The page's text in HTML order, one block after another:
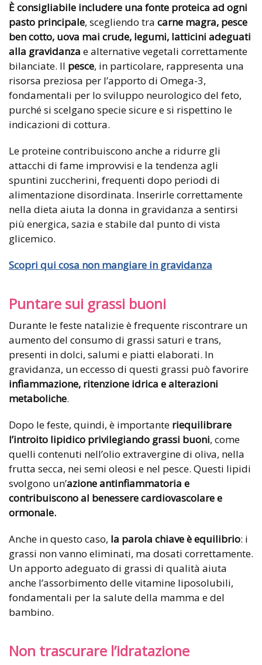
È consigliabile includere una fonte proteica ad ogni
pasto principale, scegliendo tra carne magra, pesce
ben cotto, uova mai crude, legumi, latticini adeguati
alla gravidanza e alternative vegetali correttamente
bilanciate. Il pesce, in particolare, rappresenta una
risorsa preziosa per l’apporto di Omega-3,
fondamentali per lo sviluppo neurologico del feto,
purché si scelgano specie sicure e si rispettino le
indicazioni di cottura.
Le proteine contribuiscono anche a ridurre gli
attacchi di fame improvvisi e la tendenza agli
spuntini zuccherini, frequenti dopo periodi di
alimentazione disordinata. Inserirle correttamente
nella dieta aiuta la donna in gravidanza a sentirsi
più energica, sazia e stabile dal punto di vista
glicemico.
Scopri qui cosa non mangiare in gravidanza
Puntare sui grassi buoni
Durante le feste natalizie è frequente riscontrare un
aumento del consumo di grassi saturi e trans,
presenti in dolci, salumi e piatti elaborati. In
gravidanza, un eccesso di questi grassi può favorire
infiammazione, ritenzione idrica e alterazioni
metaboliche.
Dopo le feste, quindi, è importante riequilibrare
l’introito lipidico privilegiando grassi buoni, come
quelli contenuti nell’olio extravergine di oliva, nella
frutta secca, nei semi oleosi e nel pesce. Questi lipidi
svolgono un’azione antinfiammatoria e
contribuiscono al benessere cardiovascolare e
ormonale.
Anche in questo caso, la parola chiave è equilibrio: i
grassi non vanno eliminati, ma dosati correttamente.
Un apporto adeguato di grassi di qualità aiuta
anche l’assorbimento delle vitamine liposolubili,
fondamentali per la salute della mamma e del
bambino.
Non trascurare l’idratazione